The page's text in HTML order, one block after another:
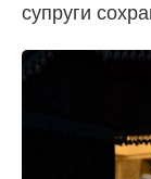
супруги